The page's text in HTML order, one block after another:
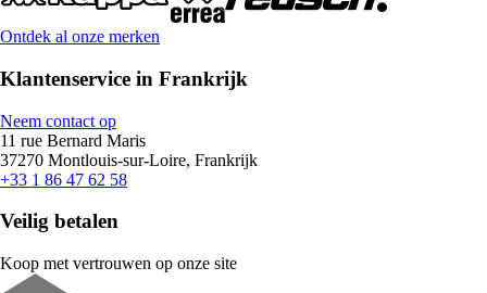
Ontdek al onze merken
Klantenservice in Frankrijk
Neem contact op
11 rue Bernard Maris
37270 Montlouis-sur-Loire, Frankrijk
+33 1 86 47 62 58
Veilig betalen
Koop met vertrouwen op onze site